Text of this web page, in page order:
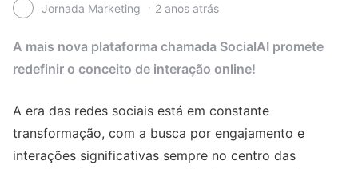
Jornada Marketing 2 anos atrás
A mais nova plataforma chamada SocialAI promete
redefinir o conceito de interação online!
A era das redes sociais está em constante
transformação, com a busca por engajamento e
interações significativas sempre no centro das